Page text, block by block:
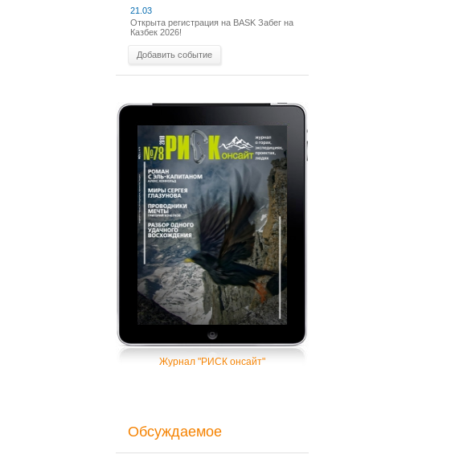
21.03
Открыта регистрация на BASK Забег на
Казбек 2026!
Добавить событие
Журнал "РИСК онсайт"
Обсуждаемое